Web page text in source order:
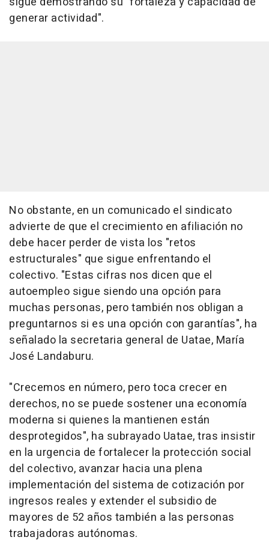
generar actividad".
No obstante, en un comunicado el sindicato
advierte de que el crecimiento en afiliación no
debe hacer perder de vista los "retos
estructurales" que sigue enfrentando el
colectivo. "Estas cifras nos dicen que el
autoempleo sigue siendo una opción para
muchas personas, pero también nos obligan a
preguntarnos si es una opción con garantías", ha
señalado la secretaria general de Uatae, María
José Landaburu.
"Crecemos en número, pero toca crecer en
derechos, no se puede sostener una economía
moderna si quienes la mantienen están
desprotegidos", ha subrayado Uatae, tras insistir
en la urgencia de fortalecer la protección social
del colectivo, avanzar hacia una plena
implementación del sistema de cotización por
ingresos reales y extender el subsidio de
mayores de 52 años también a las personas
trabajadoras autónomas.